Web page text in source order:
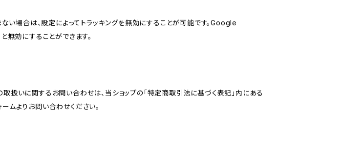
場合は、設定によってトラッキングを無効にすることが可能です。Google
無効にすることができます。
扱いに関するお問い合わせは、当ショップの「特定商取引法に基づく表記」内にある
ムよりお問い合わせください。